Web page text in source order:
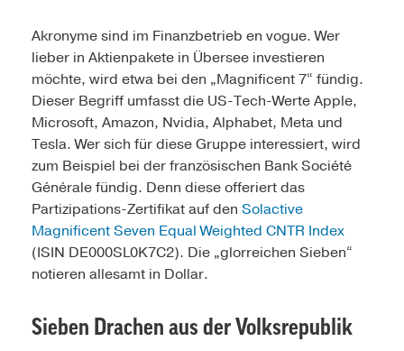
Akronyme sind im Finanzbetrieb en vogue. Wer
lieber in Aktienpakete in Übersee investieren
möchte, wird etwa bei den „Magnificent 7“ fündig.
Dieser Begriff umfasst die US-Tech-Werte Apple,
Microsoft, Amazon, Nvidia, Alphabet, Meta und
Tesla. Wer sich für diese Gruppe interessiert, wird
zum Beispiel bei der französischen Bank Société
Générale fündig. Denn diese offeriert das
Partizipations-Zertifikat auf den Solactive
Magnificent Seven Equal Weighted CNTR Index
(ISIN DE000SL0K7C2). Die „glorreichen Sieben“
notieren allesamt in Dollar.
Sieben Drachen aus der Volksrepublik